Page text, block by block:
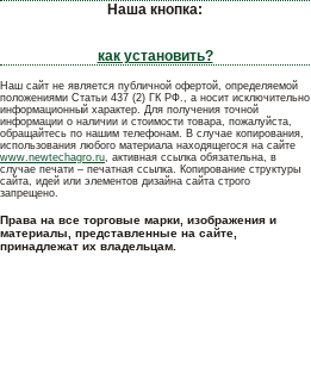
Наша кнопка:
как установить?
Наш сайт не является публичной офертой, определяемой
положениями Статьи 437 (2) ГК РФ., а носит исключительно
информационный характер. Для получения точной
информации о наличии и стоимости товара, пожалуйста,
обращайтесь по нашим телефонам. В случае копирования,
использования любого материала находящегося на сайте
www.newtechagro.ru, активная ссылка обязательна, в
случае печати – печатная ссылка. Копирование структуры
сайта, идей или элементов дизайна сайта строго
запрещено.
Права на все торговые марки, изображения и
материалы, представленные на сайте,
принадлежат их владельцам.